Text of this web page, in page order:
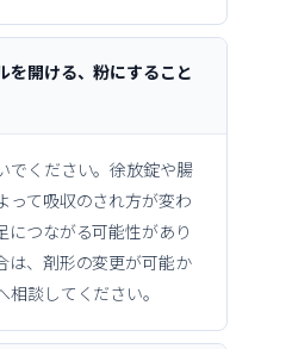
を開ける、粉にすること
でください。徐放錠や腸
って吸収のされ方が変わ
につながる可能性があり
は、剤形の変更が可能か
談してください。